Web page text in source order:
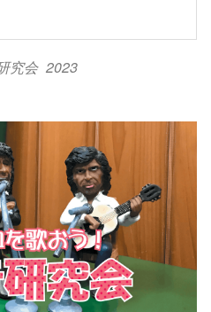
究会 2023